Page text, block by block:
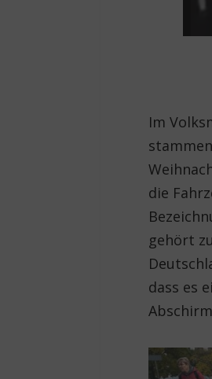
Im
die
gehört
dass es